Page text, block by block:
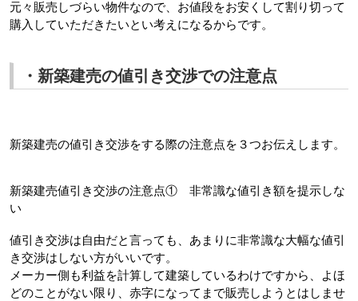
元々販売しづらい物件なので、お値段をお安くして割り切って
購入していただきたいとい考えになるからです。
・新築建売の値引き交渉での注意点
新築建売の値引き交渉をする際の注意点を３つお伝えします。
新築建売値引き交渉の注意点①　非常識な値引き額を提示しな
い
値引き交渉は自由だと言っても、あまりに非常識な大幅な値引
き交渉はしない方がいいです。
メーカー側も利益を計算して建築しているわけですから、よほ
どのことがない限り、赤字になってまで販売しようとはしませ